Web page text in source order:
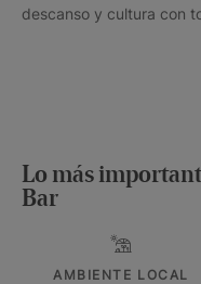
descanso y cultura con
Lo más
Bar
AMBIENTE LOCAL